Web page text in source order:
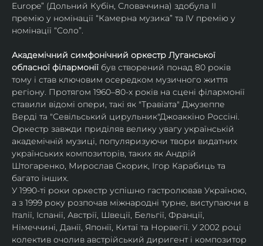
Europe” (Дольний Кубін, Словаччина) здобула ІІ
премію у номінації “Камерна музика” та IV премію у
номінації “Соло”.
Академічний симфонічний оркестр Луганської
обласної філармонії був створений понад 80 років
тому і став ключовим осередком музичного життя
регіону. Протягом 1960–80-х років на сцені філармонії
ставили відомі опери, такі як "Травіата" Джузеппе
Верді та "Севільський цирульник"Джоаккіно Россіні.
Оркестр завжди приділяв велику увагу українській
академічній музиці, популяризуючи твори видатних
українських композиторів, таких як Андрій
Штогаренко, Мирослав Скорик, Ігор Карабиць та
багато інших.
У 1990-ті роки оркестр успішно гастролював Україною,
а з 1999 року розпочав міжнародні турне, виступаючи в
Італії, Іспанії, Австрії, Швеції, Бельгії, Франції,
Німеччині, Данії, Японії, Китаї та Норвегії. У 2002 році
колектив очолив австрійський диригент і композитор